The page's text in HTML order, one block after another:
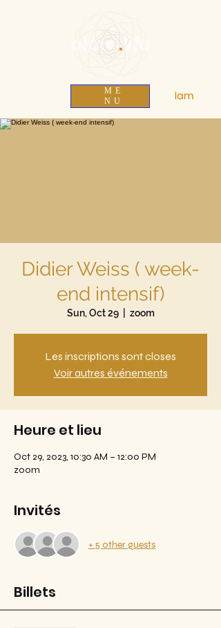
ME
NU
olam.life
Didier Weiss ( week-
end intensif)
Sun, Oct 29
  |
zoom
Les inscriptions sont closes
Voir autres événements
Heure et lieu
Oct 29, 2023, 10:30 AM – 12:00 PM
zoom
Invités
+ 5 other guests
Billets